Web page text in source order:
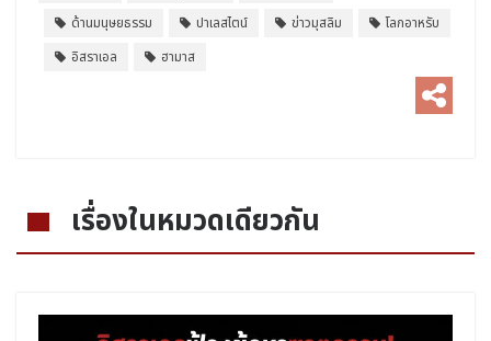
ด้านมนุษยธรรม
ปาเลสไตน์ ข่าวมุสลิม
โลกอาหรับ
อิสราเอล
ฮามาส
เรื่องในหมวดเดียวกัน